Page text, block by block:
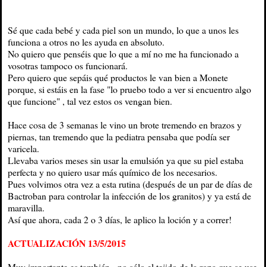
Sé que cada bebé y cada piel son un mundo, lo que a unos les
funciona a otros no les ayuda en absoluto.
No quiero que penséis que lo que a mí no me ha funcionado a
vosotras tampoco os funcionará.
Pero quiero que sepáis qué productos le van bien a Monete
porque, si estáis en la fase "lo pruebo todo a ver si encuentro algo
que funcione" , tal vez estos os vengan bien.
Hace cosa de 3 semanas le vino un brote tremendo en brazos y
piernas, tan tremendo que la pediatra pensaba que podía ser
varicela.
Llevaba varios meses sin usar la emulsión ya que su piel estaba
perfecta y no quiero usar más químico de los necesarios.
Pues volvimos otra vez a esta rutina (después de un par de días de
Bactroban para controlar la infección de los granitos) y ya está de
maravilla.
Así que ahora, cada 2 o 3 días, le aplico la loción y a correr!
ACTUALIZACIÓN 13/5/2015